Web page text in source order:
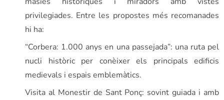
privilegiades. Entre les propostes més recomanades
hi ha:
“Corbera: 1.000 anys en una passejada”: una ruta pel
nucli històric per conèixer els principals edificis
medievals i espais emblemàtics.
Visita al Monestir de Sant Ponç: sovint guiada i amb